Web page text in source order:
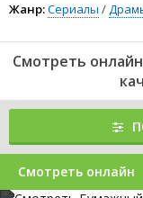
Жанр:Сериалы /
Смотреть
Смотреть онлайн